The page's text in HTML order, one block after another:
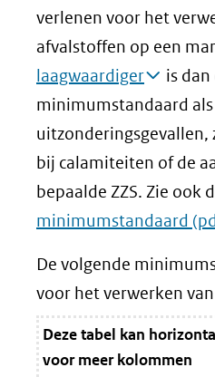
verlenen voor het
afvalstoffen op een
laagwaardiger
is dan
minimumstandaard als
uitzonderingsgevallen,
bij calamiteiten of de
bepaalde ZZS. Zie ook
minimumstandaard
De volgende
voor het verwerken
Deze tabel kan
voor meer kolommen